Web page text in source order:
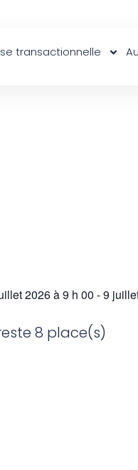
transactionnelle
2026à9 h 00 -9
8 place(s)